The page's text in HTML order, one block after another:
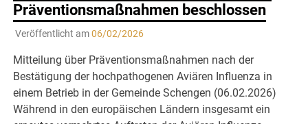
Präventionsmaßnahmen beschlossen
Veröffentlicht am06/02/2026
Mitteilung über Präventionsmaßnahmen nach der
Bestätigung der hochpathogenen Aviären Influenza in
einem Betrieb in der Gemeinde Schengen (06.02.2026)
Während in den europäischen Ländern insgesamt ein